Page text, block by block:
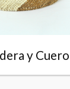
y Cuero